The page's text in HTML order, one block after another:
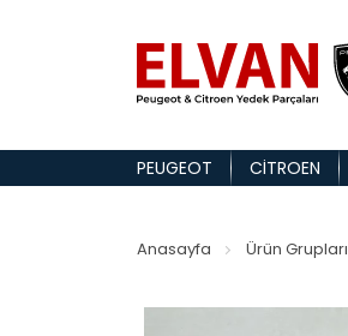
PEUGEOT CITROEN
Anasayfa Ürün Grupları